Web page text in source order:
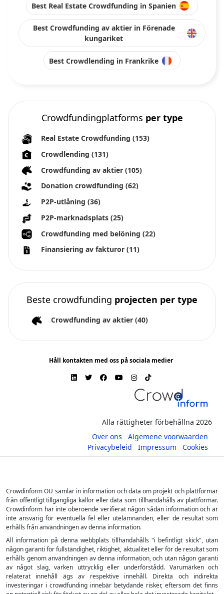
Best Real Estate Crowdfunding in Spanien
Best Crowdfunding av aktier in Förenade
kungariket
Best Crowdlending in Frankrike
Crowdfundingplatforms per type
Real Estate Crowdfunding (153)
Crowdlending (131)
Crowdfunding av aktier (105)
Donation crowdfunding (62)
P2P-utlåning (36)
P2P-marknadsplats (25)
Crowdfunding med belöning (22)
Finansiering av fakturor (11)
Beste crowdfunding projecten per type
Crowdfunding av aktier (40)
Håll kontakten med oss på sociala medier
Alla rättigheter förbehållna 2026
Over ons
Algemene voorwaarden
Privacybeleid
Impressum Cookies
Crowdinform OU samlar in information och data om projekt och plattformar
från offentligt tillgängliga källor eller data som tillhandahålls av plattformar.
Crowdinform har inte oberoende verifierat någon sådan information och är
inte ansvarig för eventuella fel eller utelämnanden, eller de resultat som
erhålls från användningen av denna information.
All information på denna webbplats tillhandahålls "i befintligt skick", utan
någon garanti för fullständighet, riktighet, aktualitet eller för de resultat som
erhålls genom användningen av denna information, och utan någon garanti
av något slag, varken uttrycklig eller underförstådd. Varumärken och
relaterat innehåll ägs av respektive innehåll. Direkta och indirekta
investeringar i crowdfunding innebär betydande risker, eftersom det finns